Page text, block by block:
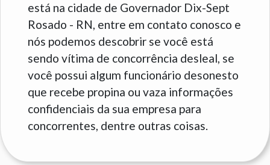
está na cidade de Governador Dix-Sept
Rosado - RN, entre em contato conosco e
nós podemos descobrir se você está
sendo vítima de concorrência desleal, se
você possui algum funcionário desonesto
que recebe propina ou vaza informações
confidenciais da sua empresa para
concorrentes, dentre outras coisas.